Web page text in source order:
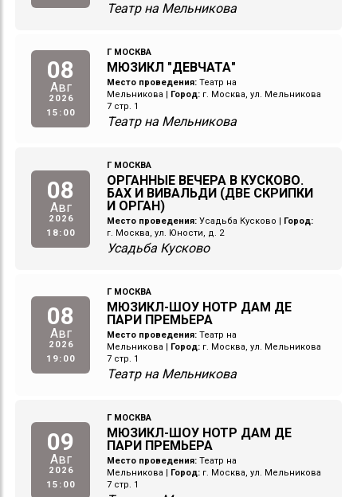
Театр на Мельникова
08
Авг
2026
15:00
Г МОСКВА
МЮЗИКЛ "ДЕВЧАТА"
Место проведения: Театр на
Мельникова
Город: г. Москва, ул. Мельникова
7 стр. 1
Театр на Мельникова
08
Авг
2026
18:00
Г МОСКВА
ОРГАННЫЕ ВЕЧЕРА В КУСКОВО.
БАХ И ВИВАЛЬДИ (ДВЕ СКРИПКИ
И ОРГАН)
Место проведения: Усадьба Кусково
Город:
г. Москва, ул. Юности, д. 2
Усадьба Кусково
08
Авг
2026
19:00
Г МОСКВА
МЮЗИКЛ-ШОУ НОТР ДАМ ДЕ
ПАРИ ПРЕМЬЕРА
Место проведения: Театр на
Мельникова
Город: г. Москва, ул. Мельникова
7 стр. 1
Театр на Мельникова
09
Авг
2026
15:00
Г МОСКВА
МЮЗИКЛ-ШОУ НОТР ДАМ ДЕ
ПАРИ ПРЕМЬЕРА
Место проведения: Театр на
Мельникова
Город: г. Москва, ул. Мельникова
7 стр. 1